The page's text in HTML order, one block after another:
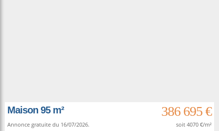
Maison 95 m² 386 695 €
Annonce gratuite du 16/07/2026. soit 4070 €/m²